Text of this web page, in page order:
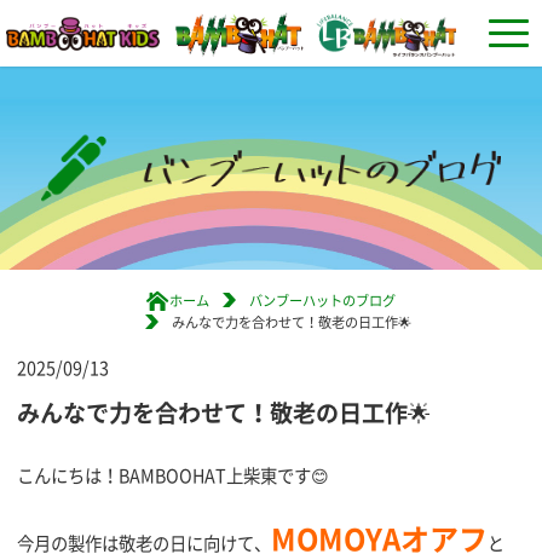
ホーム
バンブーハットのブログ
みんなで力を合わせて！敬老の日工作🌟
2025/09/13
みんなで力を合わせて！敬老の日工作🌟
こんにちは！BAMBOOHAT上柴東です😊
今月の製作は敬老の日に向けて、 MOMOYAオアフと